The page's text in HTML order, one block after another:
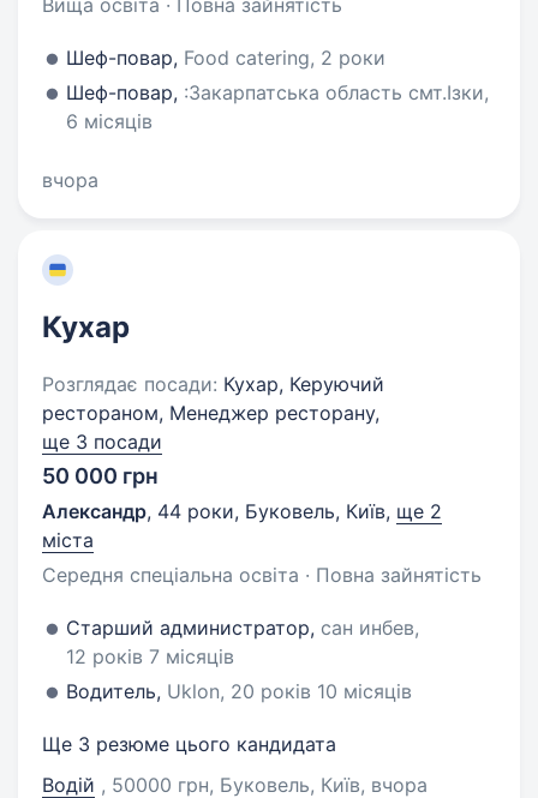
Вища освіта · Повна зайнятість
Шеф-повар, Food catering, 2 роки
Шеф-повар, :Закарпатська область смт.Ізки,
6 місяців
вчора
Кухар
Розглядає посади: Кухар, Керуючий
рестораном, Менеджер ресторану,
ще 3 посади
50 000 грн
Александр, 44 роки, Буковель, Київ, ще 2
міста
Середня спеціальна освіта · Повна зайнятість
Старший администратор, сан инбев,
12 років 7 місяців
Водитель, Uklon, 20 років 10 місяців
Ще 3 резюме цього кандидата
Водій , 50000 грн, Буковель, Київ, вчора